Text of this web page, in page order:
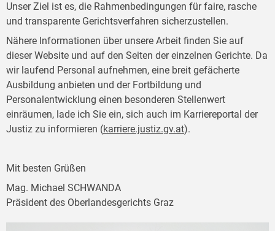
Unser Ziel ist es, die Rahmenbedingungen für faire, rasche
und transparente Gerichtsverfahren sicherzustellen.
Nähere Informationen über unsere Arbeit finden Sie auf
dieser Website und auf den Seiten der einzelnen Gerichte. Da
wir laufend Personal aufnehmen, eine breit gefächerte
Ausbildung anbieten und der Fortbildung und
Personalentwicklung einen besonderen Stellenwert
einräumen, lade ich Sie ein, sich auch im Karriereportal der
Justiz zu informieren (karriere.justiz.gv.at).
Mit besten Grüßen
Mag. Michael SCHWANDA
Präsident des Oberlandesgerichts Graz